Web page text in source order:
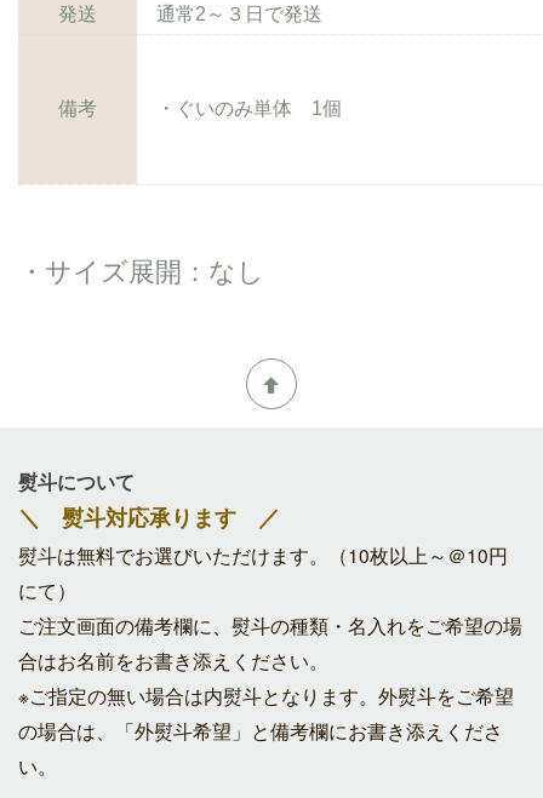
発送
通常2～３日で発送
備考 ・ぐいのみ単体 1個
・サイズ展開：なし
熨斗について
＼ 熨斗対応承ります ／
熨斗は無料でお選びいただけます。（10枚以上～＠10円
にて）
ご注文画面の備考欄に、熨斗の種類・名入れをご希望の場
合はお名前をお書き添えください。
※ご指定の無い場合は内熨斗となります。外熨斗をご希望
の場合は、「外熨斗希望」と備考欄にお書き添えくださ
い。